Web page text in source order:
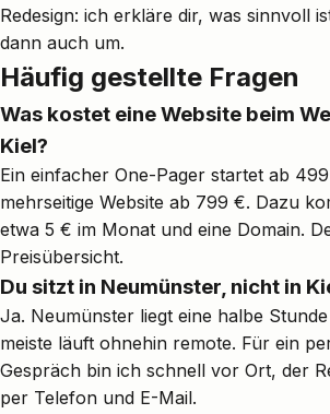
Redesign: ich erkläre dir, was sinnvoll
dann auch um.
Häufig gestellte Fragen
Was kostet eine Website beim
Kiel?
Ein einfacher One-Pager startet ab
mehrseitige Website ab 799 €. Dazu
etwa 5 € im Monat und eine Domain.
Preisübersicht.
Du sitzt in Neumünster, nicht in
Ja. Neumünster liegt eine halbe
meiste läuft ohnehin remote. Für ein
Gespräch bin ich schnell vor Ort, der
per Telefon und E-Mail.